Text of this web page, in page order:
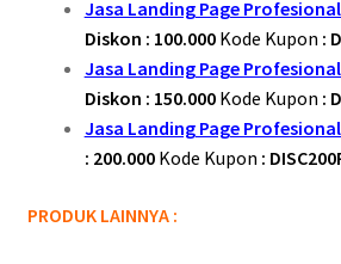
Jasa Landing Page Profesional
Diskon : 100.000 Kode Kupon :
Jasa Landing Page Profesional
Diskon : 150.000 Kode Kupon :
Jasa Landing Page Profesional
: 200.000 Kode Kupon :
PRODUK LAINNYA :